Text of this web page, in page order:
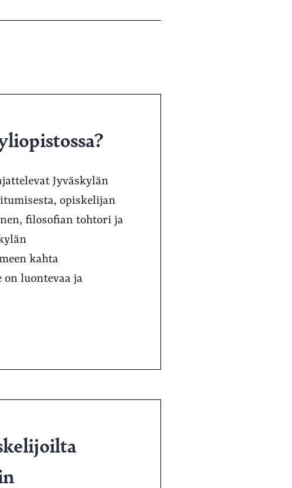
Jyväskylän
opiskelijan
filosofian tohtori ja
kahta
on luontevaa ja